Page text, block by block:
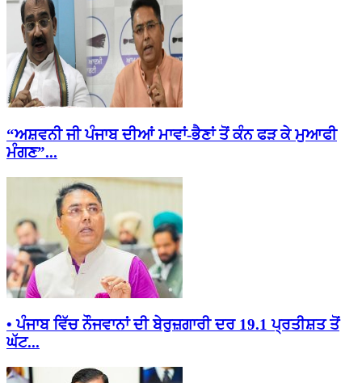
“ਅਸ਼ਵਨੀ ਜੀ ਪੰਜਾਬ ਦੀਆਂ ਮਾਵਾਂ-ਭੈਣਾਂ ਤੋਂ ਕੰਨ ਫੜ ਕੇ ਮੁਆਫੀ
ਮੰਗਣ”...
• ਪੰਜਾਬ ਵਿੱਚ ਨੌਜਵਾਨਾਂ ਦੀ ਬੇਰੁਜ਼ਗਾਰੀ ਦਰ 19.1 ਪ੍ਰਤੀਸ਼ਤ ਤੋਂ
ਘੱਟ...